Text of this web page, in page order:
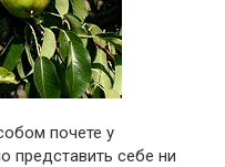
почете у
представить себе ни